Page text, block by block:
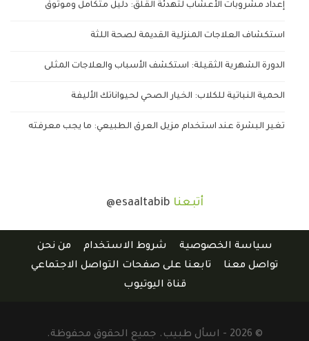
إعداد مشروبات الأعشاب لتهدئة القلق: دليل متكامل وموثوق
استكشاف العلاجات المنزلية القديمة لصحة اللثة
الدورة الشهرية الثقيلة: استكشف الأسباب والعلاجات المثلى
الحمية النباتية للكلاب: الخيار الصحي لحيواناتك الأليفة
تغير البشرة عند استخدام مزيل العرق الطبيعي: ما يجب معرفته
أتبعنا @esaaltabib
سياسة الخصوصية شروط الاستخدام
من نحن
تواصل معنا
تابعنا على صفحات التواصل الاجتماعي
قناة اليوتيوب
© 2026 - اسأل طبيب. جميع الحقوق محفوظة.